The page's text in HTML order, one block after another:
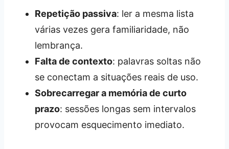
Repetição passiva: ler a mesma lista
várias vezes gera familiaridade, não
lembrança.
Falta de contexto: palavras soltas não
se conectam a situações reais de uso.
Sobrecarregar a memória de curto
prazo: sessões longas sem intervalos
provocam esquecimento imediato.